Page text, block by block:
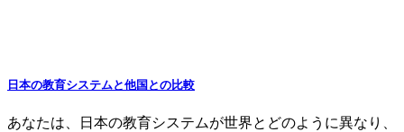
日本の教育システムと他国との比較
あなたは、日本の教育システムが世界とどのように異なり、